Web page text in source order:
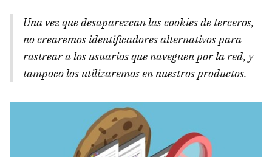
Una vez que desaparezcan las cookies de terceros,
no crearemos identificadores alternativos para
rastrear a los usuarios que naveguen por la red, y
tampoco los utilizaremos en nuestros productos.